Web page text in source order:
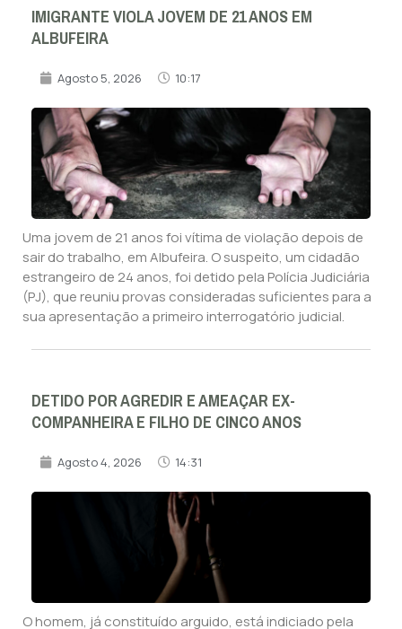
IMIGRANTE VIOLA JOVEM DE 21 ANOS EM
ALBUFEIRA
Agosto 5, 2026 10:17
Uma jovem de 21 anos foi vítima de violação depois de
sair do trabalho, em Albufeira. O suspeito, um cidadão
estrangeiro de 24 anos, foi detido pela Polícia Judiciária
(PJ), que reuniu provas consideradas suficientes para a
sua apresentação a primeiro interrogatório judicial.
DETIDO POR AGREDIR E AMEAÇAR EX-
COMPANHEIRA E FILHO DE CINCO ANOS
Agosto 4, 2026 14:31
O homem, já constituído arguido, está indiciado pela